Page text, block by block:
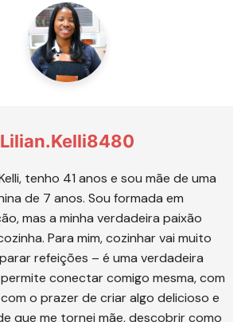
Lilian.kelli8480
tenho 41 anos e sou mãe de uma
de 7 anos. Sou formada em
mas a minha verdadeira paixão
Para mim, cozinhar vai muito
refeições – é uma verdadeira
conectar comigo mesma, com
o prazer de criar algo delicioso e
que me tornei mãe, descobrir como